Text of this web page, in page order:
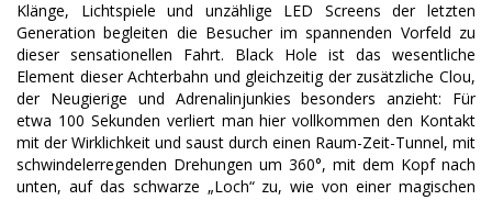
Klänge, Lichtspiele und unzählige LED Screens der letzten
Generation begleiten die Besucher im spannenden Vorfeld zu
dieser sensationellen Fahrt. Black Hole ist das wesentliche
Element dieser Achterbahn und gleichzeitig der zusätzliche Clou,
der Neugierige und Adrenalinjunkies besonders anzieht: Für
etwa 100 Sekunden verliert man hier vollkommen den Kontakt
mit der Wirklichkeit und saust durch einen Raum-Zeit-Tunnel, mit
schwindelerregenden Drehungen um 360°, mit dem Kopf nach
unten, auf das schwarze „Loch“ zu, wie von einer magischen